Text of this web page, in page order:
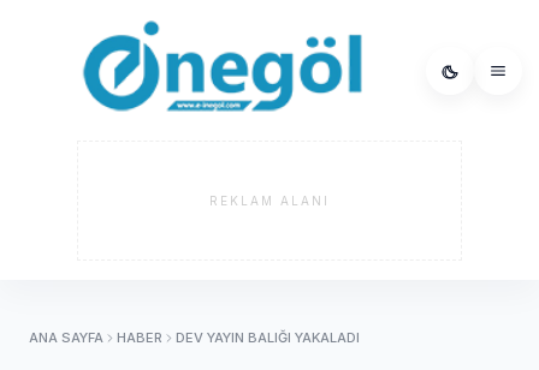
REKLAM ALANI
ANA SAYFA HABER DEV YAYIN BALIĞI YAKALADI